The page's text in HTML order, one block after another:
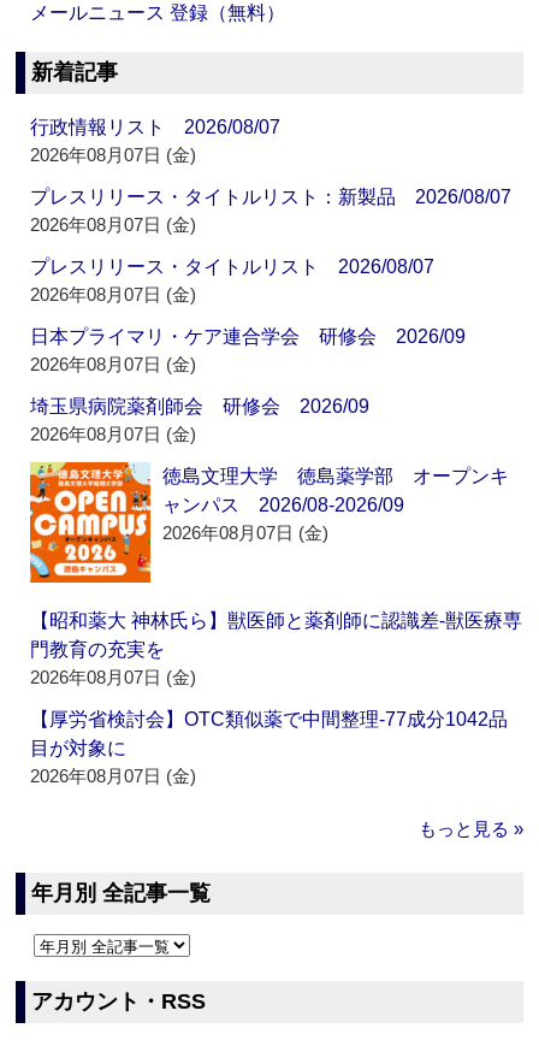
メールニュース 登録（無料）
新着記事
行政情報リスト 2026/08/07
2026年08月07日 (金)
プレスリリース・タイトルリスト：新製品 2026/08/07
2026年08月07日 (金)
プレスリリース・タイトルリスト 2026/08/07
2026年08月07日 (金)
日本プライマリ・ケア連合学会 研修会 2026/09
2026年08月07日 (金)
埼玉県病院薬剤師会 研修会 2026/09
2026年08月07日 (金)
徳島文理大学 徳島薬学部 オープンキ
ャンパス 2026/08-2026/09
2026年08月07日 (金)
【昭和薬大 神林氏ら】獣医師と薬剤師に認識差‐獣医療専
門教育の充実を
2026年08月07日 (金)
【厚労省検討会】OTC類似薬で中間整理‐77成分1042品
目が対象に
2026年08月07日 (金)
もっと見る »
年月別 全記事一覧
アカウント・RSS